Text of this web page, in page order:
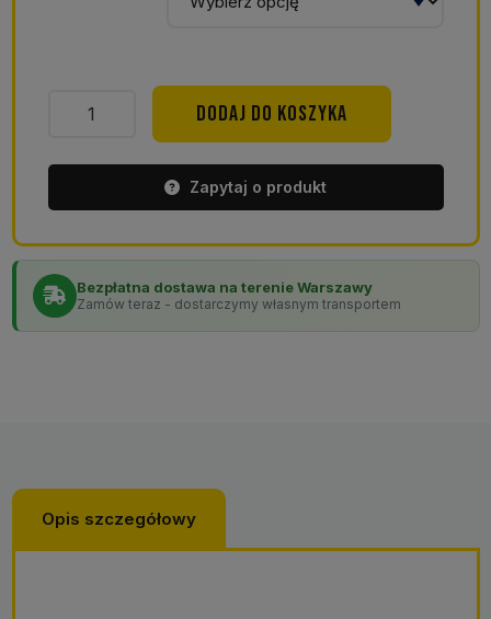
do
Pokrywy
do
DODAJ DO KOSZYKA
Zapytaj o produkt
Bezpłatna dostawa na terenie Warszawy
Zamów teraz - dostarczymy własnym transportem
Opis szczegółowy